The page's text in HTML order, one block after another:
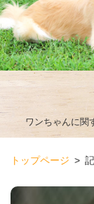
ワンちゃんに関
トップページ